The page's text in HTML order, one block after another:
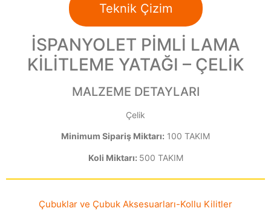
Teknik Çizim
İSPANYOLET PİMLİ LAMA
KİLİTLEME YATAĞI – ÇELİK
MALZEME DETAYLARI
Çelik
Minimum Sipariş Miktarı: 100 TAKIM
Koli Miktarı: 500 TAKIM
Çubuklar ve Çubuk Aksesuarları-Kollu Kilitler